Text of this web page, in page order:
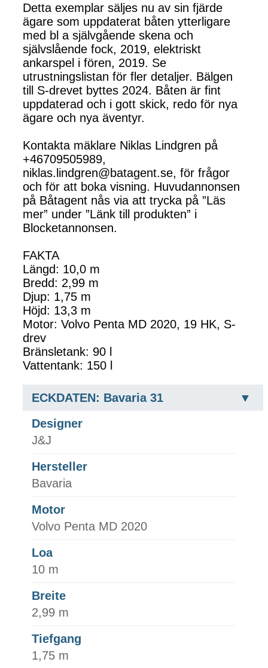
Detta exemplar säljes nu av sin fjärde
ägare som uppdaterat båten ytterligare
med bl a självgående skena och
självslående fock, 2019, elektriskt
ankarspel i fören, 2019. Se
utrustningslistan för fler detaljer. Bälgen
till S-drevet byttes 2024. Båten är fint
uppdaterad och i gott skick, redo för nya
ägare och nya äventyr.
Kontakta mäklare Niklas Lindgren på
+46709505989,
niklas.lindgren@batagent.se, för frågor
och för att boka visning. Huvudannonsen
på Båtagent nås via att trycka på ”Läs
mer” under ”Länk till produkten” i
Blocketannonsen.
FAKTA
Längd: 10,0 m
Bredd: 2,99 m
Djup: 1,75 m
Höjd: 13,3 m
Motor: Volvo Penta MD 2020, 19 HK, S-
drev
Bränsletank: 90 l
Vattentank: 150 l
ECKDATEN: Bavaria 31
Designer
J&J
Hersteller
Bavaria
Motor
Volvo Penta MD 2020
Loa
10 m
Breite
2,99 m
Tiefgang
1,75 m